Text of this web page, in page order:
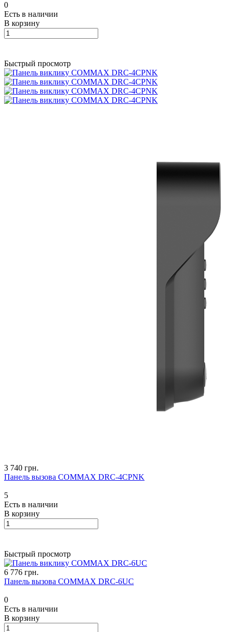
0
Есть в наличии
В корзину
Быстрый просмотр
3 740 грн.
Панель вызова COMMAX DRC-4CPNK
5
Есть в наличии
В корзину
Быстрый просмотр
6 776 грн.
Панель вызова COMMAX DRC-6UC
0
Есть в наличии
В корзину